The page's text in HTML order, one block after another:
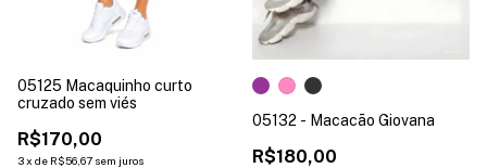
05125 Macaquinho curto
cruzado sem viés
R$170,00
3x de R$56,67 sem juros
05132 - Macacão Giovana
R$180,00